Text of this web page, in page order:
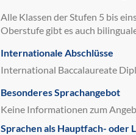
Alle Klassen der Stufen 5 bis
Oberstufe gibt es auch
Internationale Abschlüsse
International Baccalaureate
Besonderes Sprachangebot
Keine Informationen zum
Sprachen als Hauptfach- oder